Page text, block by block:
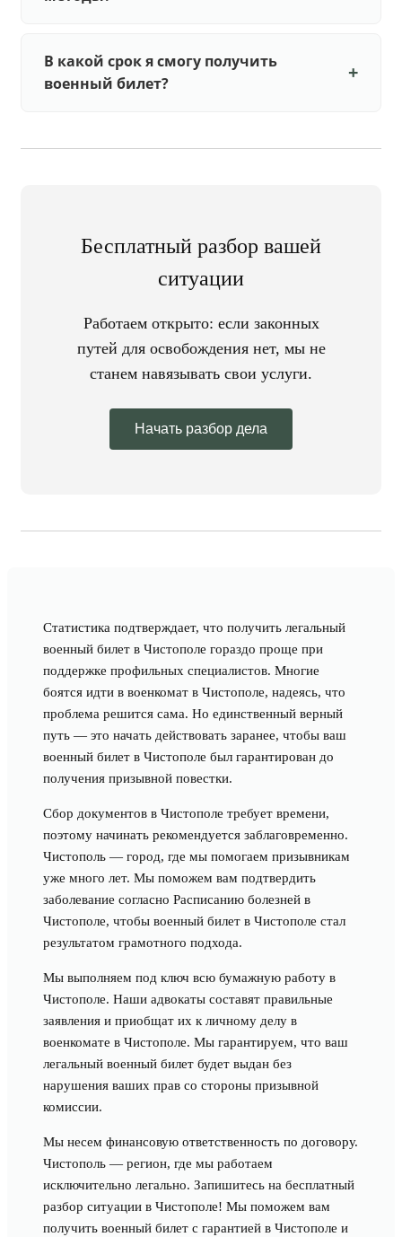
В какой срок я смогу получить
военный билет?
Бесплатный разбор вашей
ситуации
Работаем открыто: если законных
путей для освобождения нет, мы не
станем навязывать свои услуги.
Начать разбор дела
Статистика подтверждает, что получить легальный
военный билет в Чистополе гораздо проще при
поддержке профильных специалистов. Многие
боятся идти в военкомат в Чистополе, надеясь, что
проблема решится сама. Но единственный верный
путь — это начать действовать заранее, чтобы ваш
военный билет в Чистополе был гарантирован до
получения призывной повестки.
Сбор документов в Чистополе требует времени,
поэтому начинать рекомендуется заблаговременно.
Чистополь — город, где мы помогаем призывникам
уже много лет. Мы поможем вам подтвердить
заболевание согласно Расписанию болезней в
Чистополе, чтобы военный билет в Чистополе стал
результатом грамотного подхода.
Мы выполняем под ключ всю бумажную работу в
Чистополе. Наши адвокаты составят правильные
заявления и приобщат их к личному делу в
военкомате в Чистополе. Мы гарантируем, что ваш
легальный военный билет будет выдан без
нарушения ваших прав со стороны призывной
комиссии.
Мы несем финансовую ответственность по договору.
Чистополь — регион, где мы работаем
исключительно легально. Запишитесь на бесплатный
разбор ситуации в Чистополе! Мы поможем вам
получить военный билет с гарантией в Чистополе и